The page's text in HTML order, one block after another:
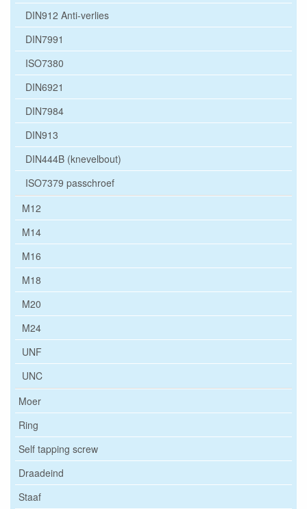
DIN912 Anti-verlies
DIN7991
ISO7380
DIN6921
DIN7984
DIN913
DIN444B (knevelbout)
ISO7379 passchroef
M12
M14
M16
M18
M20
M24
UNF
UNC
Moer
Ring
Self tapping screw
Draadeind
Staaf